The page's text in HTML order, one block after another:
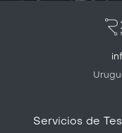
Pie de
Servicios de